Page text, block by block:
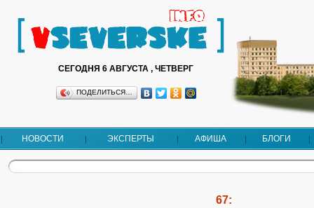
СЕГОДНЯ 6 АВГУСТА , ЧЕТВЕРГ
ПОДЕЛИТЬСЯ…
НОВОСТИ ЭКСПЕРТЫ АФИША БЛОГИ
67: